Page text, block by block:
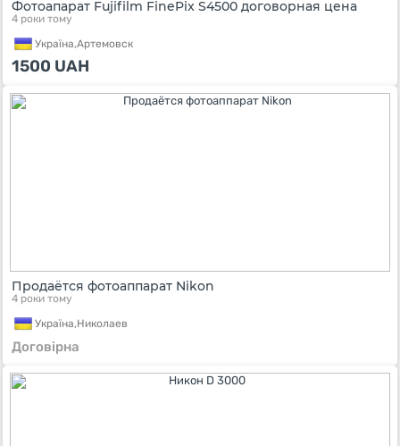
Фотоапарат Fujifilm FinePix S4500 договорная цена
4 роки тому
Україна,Артемовск
1500 UAH
Продаётся фотоаппарат Nikon
4 роки тому
Україна,Николаев
Договірна